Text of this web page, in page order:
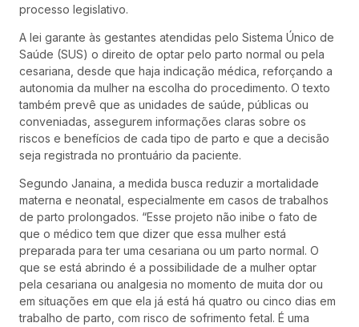
processo legislativo.
A lei garante às gestantes atendidas pelo Sistema Único de
Saúde (SUS) o direito de optar pelo parto normal ou pela
cesariana, desde que haja indicação médica, reforçando a
autonomia da mulher na escolha do procedimento. O texto
também prevê que as unidades de saúde, públicas ou
conveniadas, assegurem informações claras sobre os
riscos e benefícios de cada tipo de parto e que a decisão
seja registrada no prontuário da paciente.
Segundo Janaina, a medida busca reduzir a mortalidade
materna e neonatal, especialmente em casos de trabalhos
de parto prolongados. “Esse projeto não inibe o fato de
que o médico tem que dizer que essa mulher está
preparada para ter uma cesariana ou um parto normal. O
que se está abrindo é a possibilidade de a mulher optar
pela cesariana ou analgesia no momento de muita dor ou
em situações em que ela já está há quatro ou cinco dias em
trabalho de parto, com risco de sofrimento fetal. É uma